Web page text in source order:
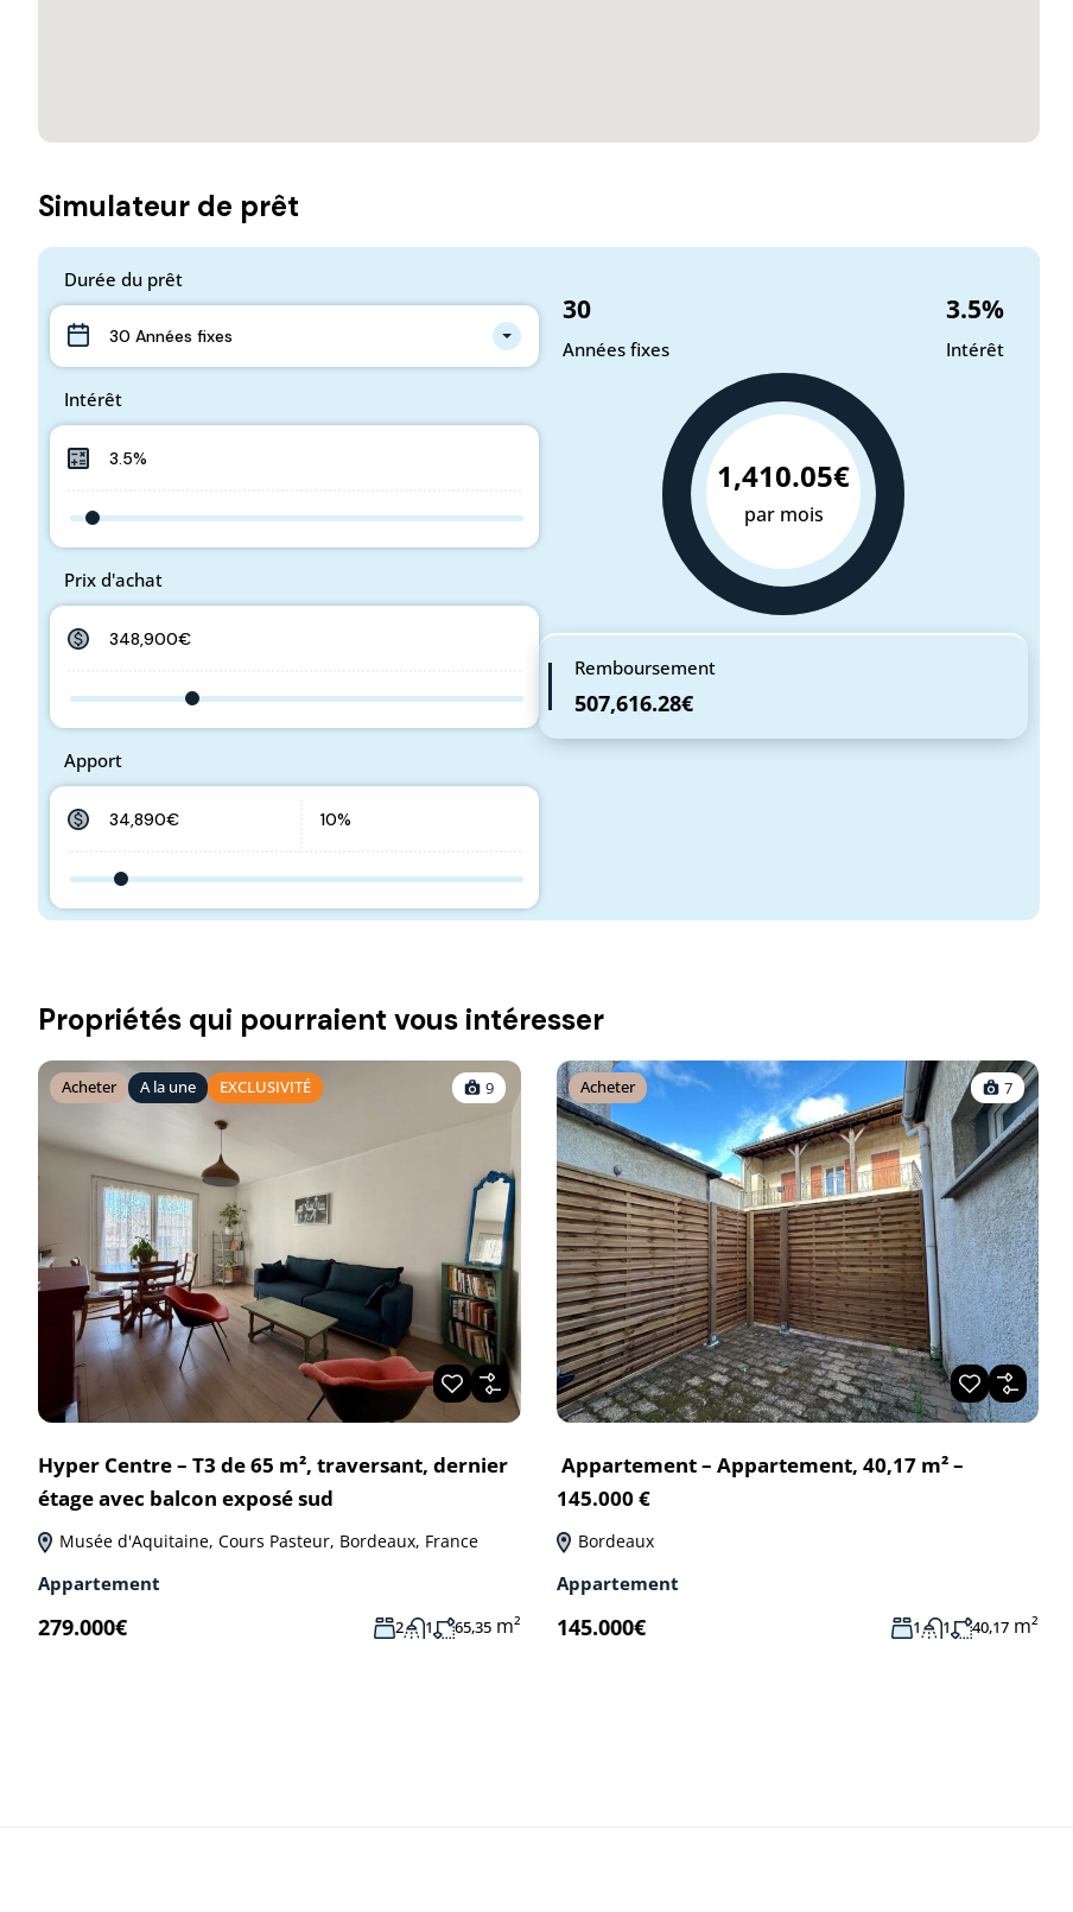
Simulateur de prêt
Durée du prêt
30 Années fixes
Intérêt
Prix d'achat
Apport
30
Années fixes
3.5%
Intérêt
1,410.05€
par mois
Remboursement
507,616.28€
Propriétés qui pourraient vous intéresser
Acheter A la une EXCLUSIVITÉ 9
Hyper Centre – T3 de 65 m², traversant, dernier
étage avec balcon exposé sud
Musée d'Aquitaine, Cours Pasteur, Bordeaux, France
Appartement
279.000€ 2 1 65,35 m²
Acheter 7
Appartement – Appartement, 40,17 m² –
145.000 €
Bordeaux
Appartement
145.000€ 1 1 40,17 m²